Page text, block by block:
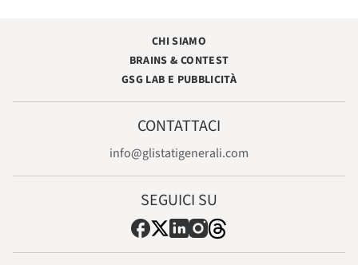
CHI SIAMO
BRAINS & CONTEST
GSG LAB E PUBBLICITÀ
CONTATTACI
info@glistatigenerali.com
SEGUICI SU